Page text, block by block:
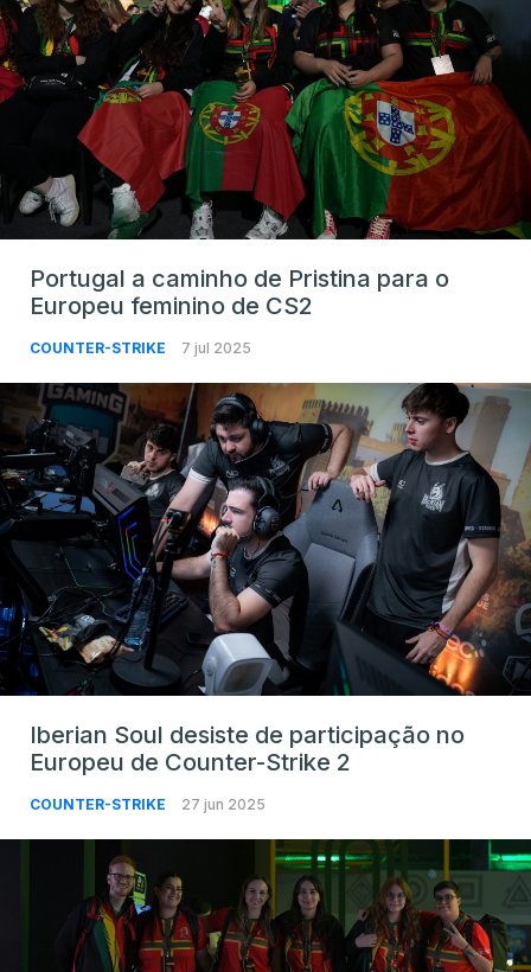
Portugal a caminho de Pristina para o
Europeu feminino de CS2
COUNTER-STRIKE 7 jul 2025
Iberian Soul desiste de participação no
Europeu de Counter-Strike 2
COUNTER-STRIKE 27 jun 2025